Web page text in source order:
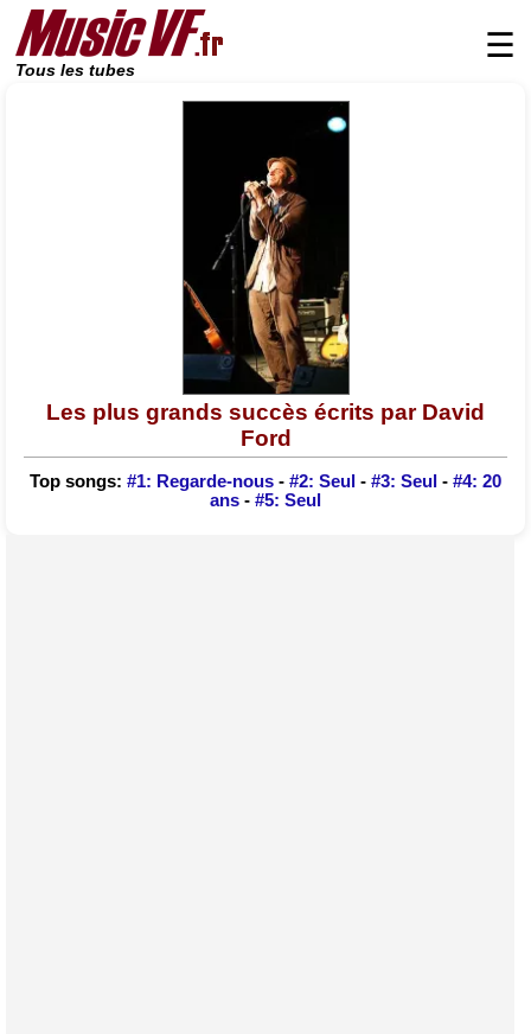
Tous les tubes
☰
Les plus grands succès écrits par David
Ford
Top songs: #1: Regarde-nous - #2: Seul - #3: Seul - #4: 20
ans - #5: Seul